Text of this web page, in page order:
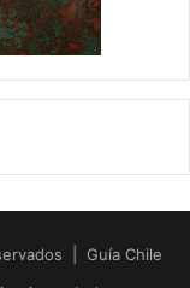
| Guía Chile